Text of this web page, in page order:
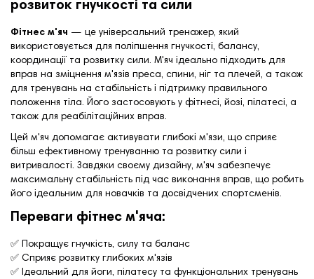
розвиток гнучкості та сили
Фітнес м'яч — це універсальний тренажер, який
використовується для поліпшення гнучкості, балансу,
координації та розвитку сили. М'яч ідеально підходить для
вправ на зміцнення м'язів преса, спини, ніг та плечей, а також
для тренувань на стабільність і підтримку правильного
положення тіла. Його застосовують у фітнесі, йозі, пілатесі, а
також для реабілітаційних вправ.
Цей м'яч допомагає активувати глибокі м'язи, що сприяє
більш ефективному тренуванню та розвитку сили і
витривалості. Завдяки своєму дизайну, м'яч забезпечує
максимальну стабільність під час виконання вправ, що робить
його ідеальним для новачків та досвідчених спортсменів.
Переваги фітнес м'яча:
✅ Покращує гнучкість, силу та баланс
✅ Сприяє розвитку глибоких м'язів
✅ Ідеальний для йоги, пілатесу та функціональних тренувань